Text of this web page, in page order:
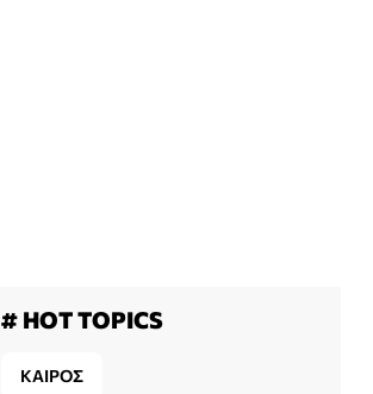
# HOT TOPICS
ΚΑΙΡΟΣ